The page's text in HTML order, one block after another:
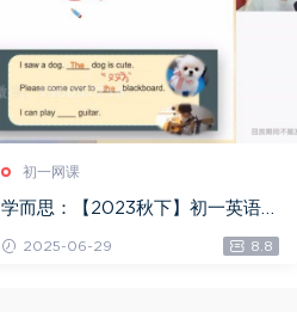
初一网课
学而思：【2023秋下】初一英语S
2025-06-29 8.8